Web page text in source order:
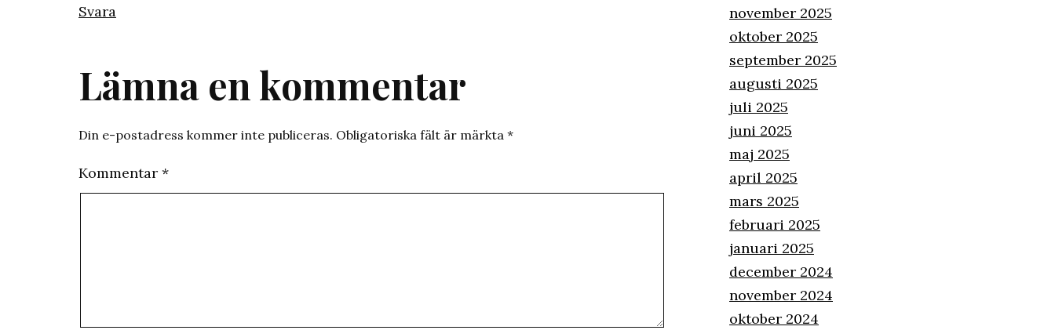
Svara
Lämna en kommentar
Din e-postadress kommer inte publiceras. Obligatoriska fält är märkta *
Kommentar *
november 2025
oktober 2025
september 2025
augusti 2025
juli 2025
juni 2025
maj 2025
april 2025
mars 2025
februari 2025
januari 2025
december 2024
november 2024
oktober 2024